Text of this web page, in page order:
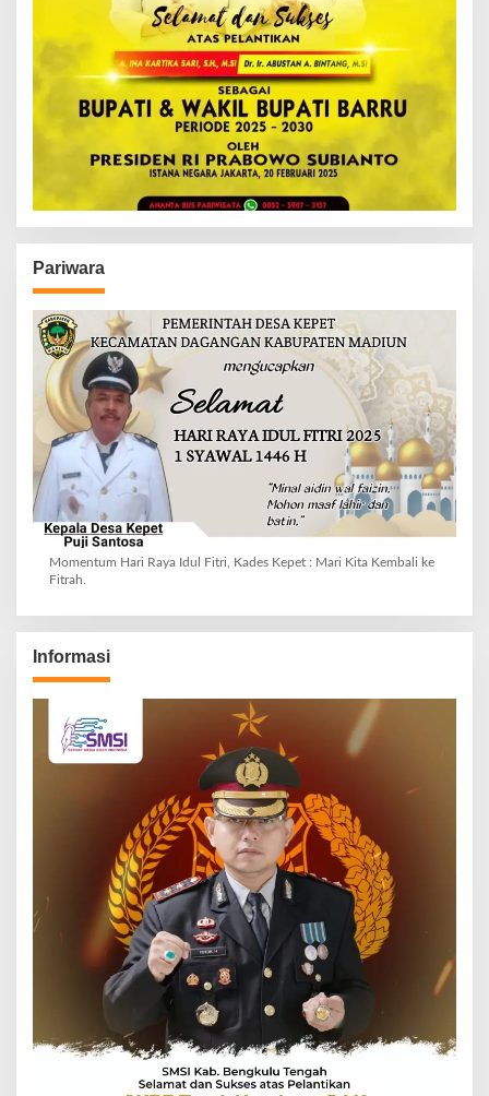
Pariwara
Momentum Hari Raya Idul Fitri, Kades Kepet : Mari Kita Kembali ke
Fitrah.
Informasi